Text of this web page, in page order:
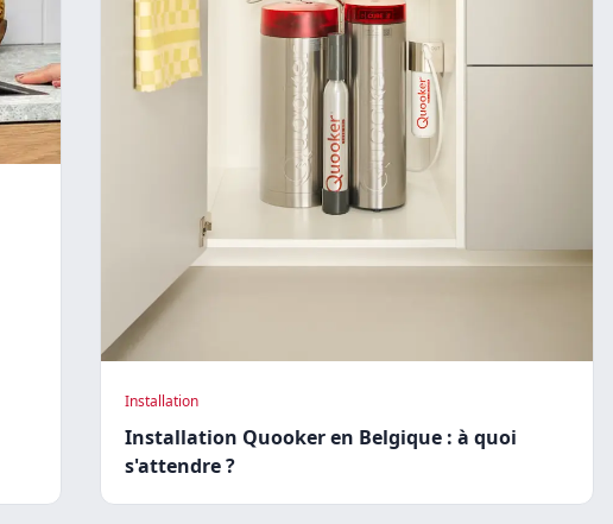
Installation
Installation Quooker en Belgique : à quoi
s'attendre ?